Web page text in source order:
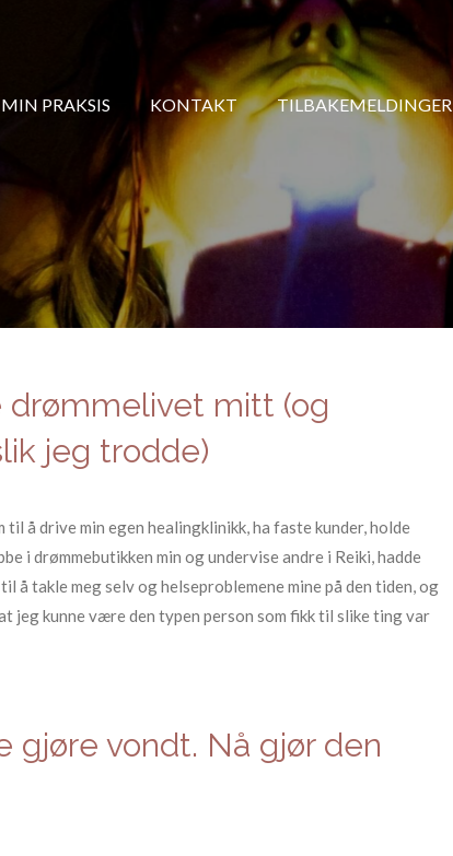
PRAKSIS KONTAKT TILBAKEMELDINGER
drømmelivet mitt (og
jeg trodde)
å drive min egen healingklinikk, ha faste kunder, holde
i drømmebutikken min og undervise andre i Reiki, hadde
å takle meg selv og helseproblemene mine på den tiden, og
jeg kunne være den typen person som fikk til slike ting var
vondt. Nå gjør den